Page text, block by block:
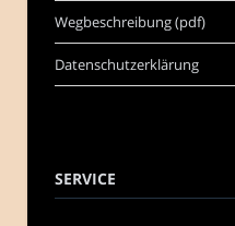
Wegbeschreibung (pdf)
Datenschutzerklärung
SERVICE